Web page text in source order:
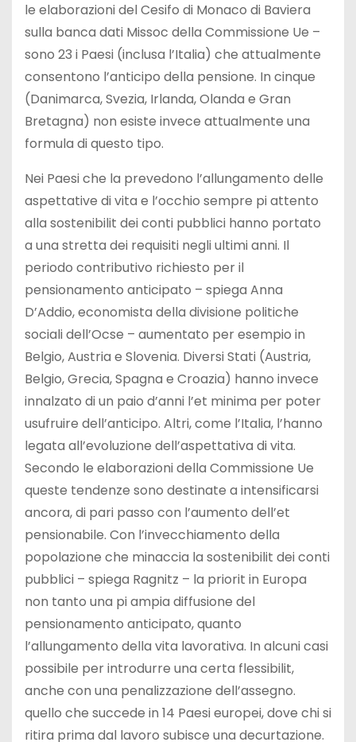
le elaborazioni del Cesifo di Monaco di Baviera
sulla banca dati Missoc della Commissione Ue –
sono 23 i Paesi (inclusa l’Italia) che attualmente
consentono l’anticipo della pensione. In cinque
(Danimarca, Svezia, Irlanda, Olanda e Gran
Bretagna) non esiste invece attualmente una
formula di questo tipo.
Nei Paesi che la prevedono l’allungamento delle
aspettative di vita e l’occhio sempre pi attento
alla sostenibilit dei conti pubblici hanno portato
a una stretta dei requisiti negli ultimi anni. Il
periodo contributivo richiesto per il
pensionamento anticipato – spiega Anna
D’Addio, economista della divisione politiche
sociali dell’Ocse – aumentato per esempio in
Belgio, Austria e Slovenia. Diversi Stati (Austria,
Belgio, Grecia, Spagna e Croazia) hanno invece
innalzato di un paio d’anni l’et minima per poter
usufruire dell’anticipo. Altri, come l’Italia, l’hanno
legata all’evoluzione dell’aspettativa di vita.
Secondo le elaborazioni della Commissione Ue
queste tendenze sono destinate a intensificarsi
ancora, di pari passo con l’aumento dell’et
pensionabile. Con l’invecchiamento della
popolazione che minaccia la sostenibilit dei conti
pubblici – spiega Ragnitz – la priorit in Europa
non tanto una pi ampia diffusione del
pensionamento anticipato, quanto
l’allungamento della vita lavorativa. In alcuni casi
possibile per introdurre una certa flessibilit,
anche con una penalizzazione dell’assegno.
quello che succede in 14 Paesi europei, dove chi si
ritira prima dal lavoro subisce una decurtazione.